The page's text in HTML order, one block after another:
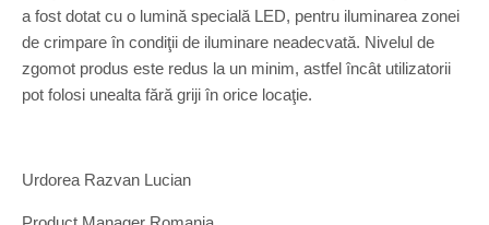
a fost dotat cu o lumină specială LED, pentru iluminarea zonei
de crimpare în condiţii de iluminare neadecvată. Nivelul de
zgomot produs este redus la un minim, astfel încât utilizatorii
pot folosi unealta fără griji în orice locaţie.
Urdorea Razvan Lucian